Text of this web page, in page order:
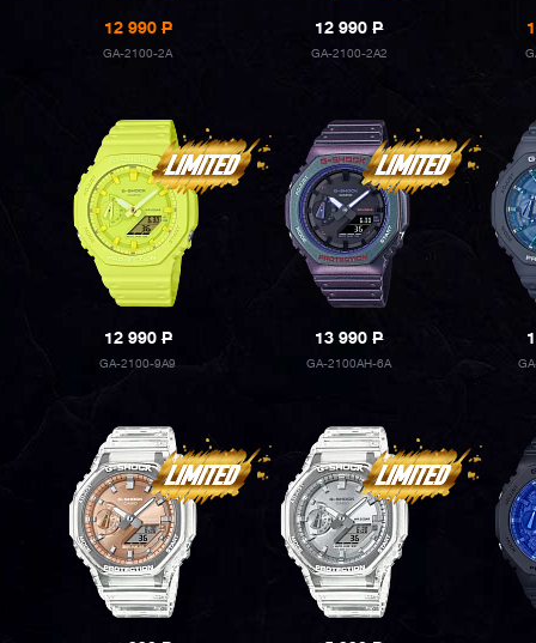
12 990P
GA-2100-2A
12 990P
GA-2100-2A2
12 990P
GA-2100-9A9
13 990P
GA-2100AH-6A